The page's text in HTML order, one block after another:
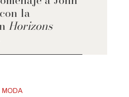
la
Horizons
MODA